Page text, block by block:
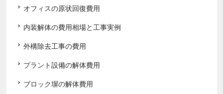
オフィスの原状回復費用
内装解体の費用相場と工事実例
外構除去工事の費用
プラント設備の解体費用
ブロック塀の解体費用